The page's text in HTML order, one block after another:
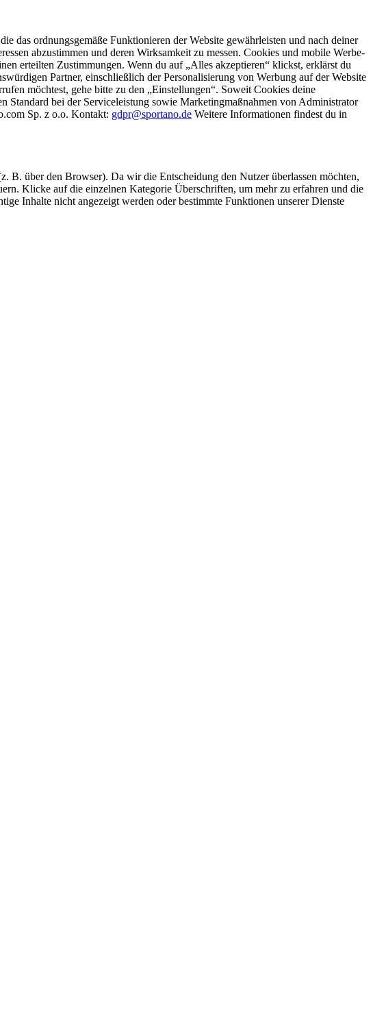
das ordnungsgemäße Funktionieren der Website gewährleisten und nach deiner
abzustimmen und deren Wirksamkeit zu messen. Cookies und mobile Werbe-
erteilten Zustimmungen. Wenn du auf „Alles akzeptieren“ klickst, erklärst du
Partner, einschließlich der Personalisierung von Werbung auf der Website
möchtest, gehe bitte zu den „Einstellungen“. Soweit Cookies deine
Standard bei der Serviceleistung sowie Marketingmaßnahmen von Administrator
Sp. z o.o. Kontakt: gdpr@sportano.de Weitere Informationen findest du in
B. über den Browser). Da wir die Entscheidung den Nutzer überlassen möchten,
Klicke auf die einzelnen Kategorie Überschriften, um mehr zu erfahren und die
Inhalte nicht angezeigt werden oder bestimmte Funktionen unserer Dienste